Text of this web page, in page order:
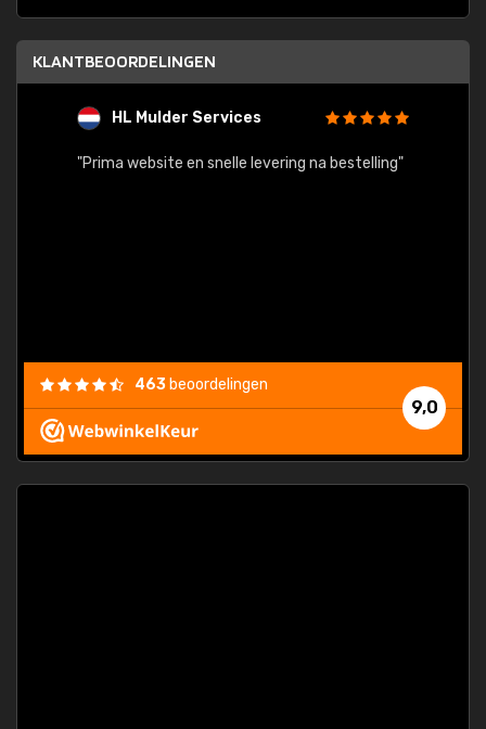
KLANTBEOORDELINGEN
HL Mulder Services
"Prima website en snelle levering na bestelling"
9,0
463 beoordelingen